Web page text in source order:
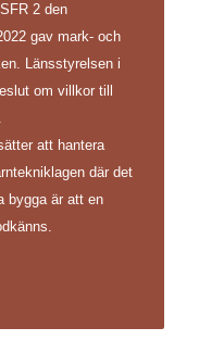
2 den
gav mark- och
Länsstyrelsen i
om villkor till
att hantera
där det
bygga är att en